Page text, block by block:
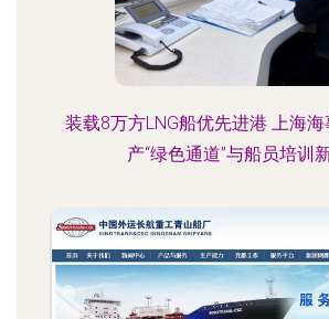
装载8万方LNG船优先进港 上海
产“绿色通道”与船员培训